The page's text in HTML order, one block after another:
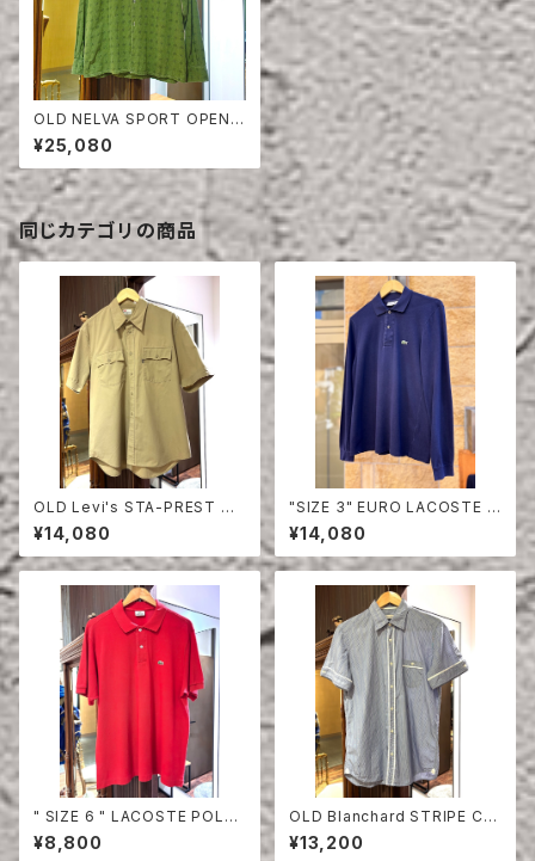
OLD NELVA SPORT OPEN
COLLAR SHIRT
¥25,080
同じカテゴリの商品
OLD Levi's STA-PREST HA
LF SLEEVE SHIRT
¥14,080
"SIZE 3" EURO LACOSTE P
OLO SHIRT LONG SLEEVE
¥14,080
" SIZE 6 " LACOSTE POLO
SHIRT RED
¥8,800
OLD Blanchard STRIPE CO
TTON HALF SLEEVE SHIRT
¥13,200